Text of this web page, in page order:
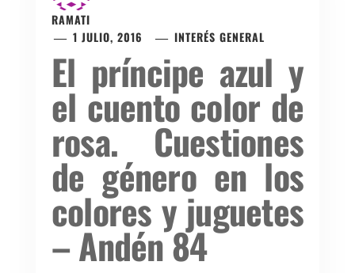
RAMATI
1 JULIO, 2016
INTERÉS GENERAL
El príncipe azul y
el cuento color de
rosa. Cuestiones
de género en los
colores y juguetes
– Andén 84